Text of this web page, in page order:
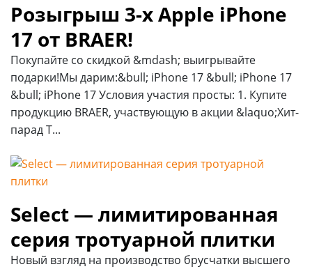
Розыгрыш 3-х Apple iPhone
17 от BRAER!
Покупайте со скидкой &mdash; выигрывайте
подарки!Мы дарим:&bull; iPhone 17 &bull; iPhone 17
&bull; iPhone 17 Условия участия просты: 1. Купите
продукцию BRAER, участвующую в акции &laquo;Хит-
парад Т...
Select — лимитированная
серия тротуарной плитки
Новый взгляд на производство брусчатки высшего